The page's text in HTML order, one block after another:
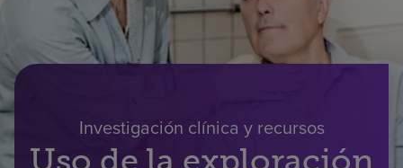
a
Pacientes y cuidadores
Acerca de nosotros
Investigación clínica y recursos
Uso de la exploración